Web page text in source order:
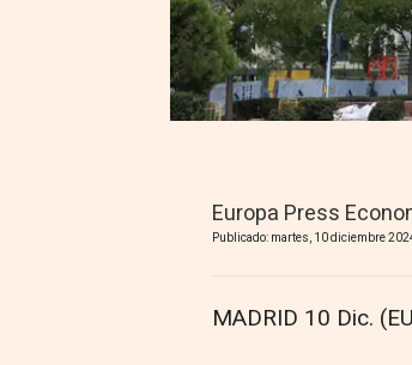
Europa Press
Publicado: martes, 10 diciembre
MADRID 10 Dic.